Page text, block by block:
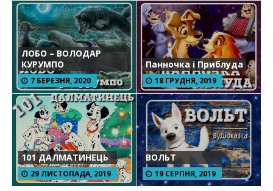
ЛОБО – ВОЛОДАР
КУРУМПО
7 БЕРЕЗНЯ, 2020
Панночка і Приблуда
18 ГРУДНЯ, 2019
101 ДАЛМАТИНЕЦЬ
29 ЛИСТОПАДА, 2019
ВОЛЬТ
19 СЕРПНЯ, 2019